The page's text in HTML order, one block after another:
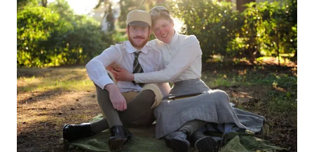
DANAU
TOBA
WN
NIAS
WN
LANGKAT